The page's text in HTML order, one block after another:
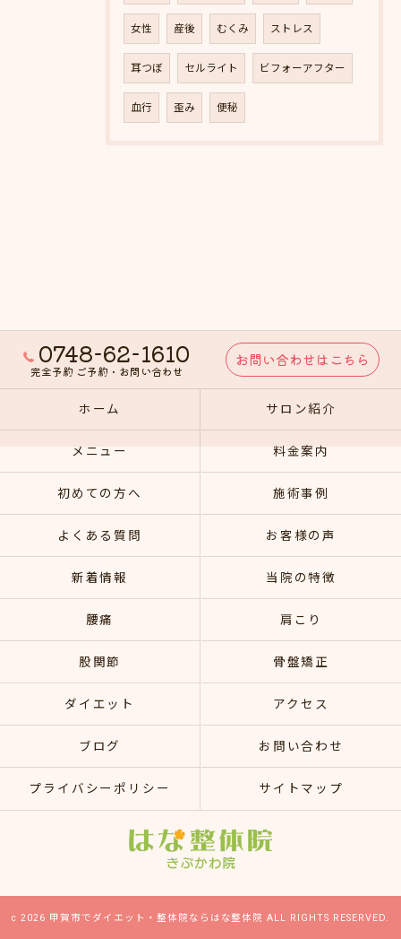
女性 産後 むくみ ストレス
耳つぼ セルライト ビフォーアフター
血行 歪み 便秘
0748-62-1610
完全予約 ご予約・お問い合わせ
お問い合わせはこちら
ホーム サロン紹介
メニュー 料金案内
初めての方へ 施術事例
よくある質問 お客様の声
新着情報 当院の特徴
腰痛 肩こり
股関節 骨盤矯正
ダイエット アクセス
ブログ お問い合わせ
プライバシーポリシー サイトマップ
c 2026 甲賀市でダイエット・整体院ならはな整体院 ALL RIGHTS RESERVED.